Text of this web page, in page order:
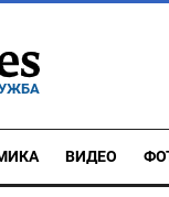
ВИДЕО